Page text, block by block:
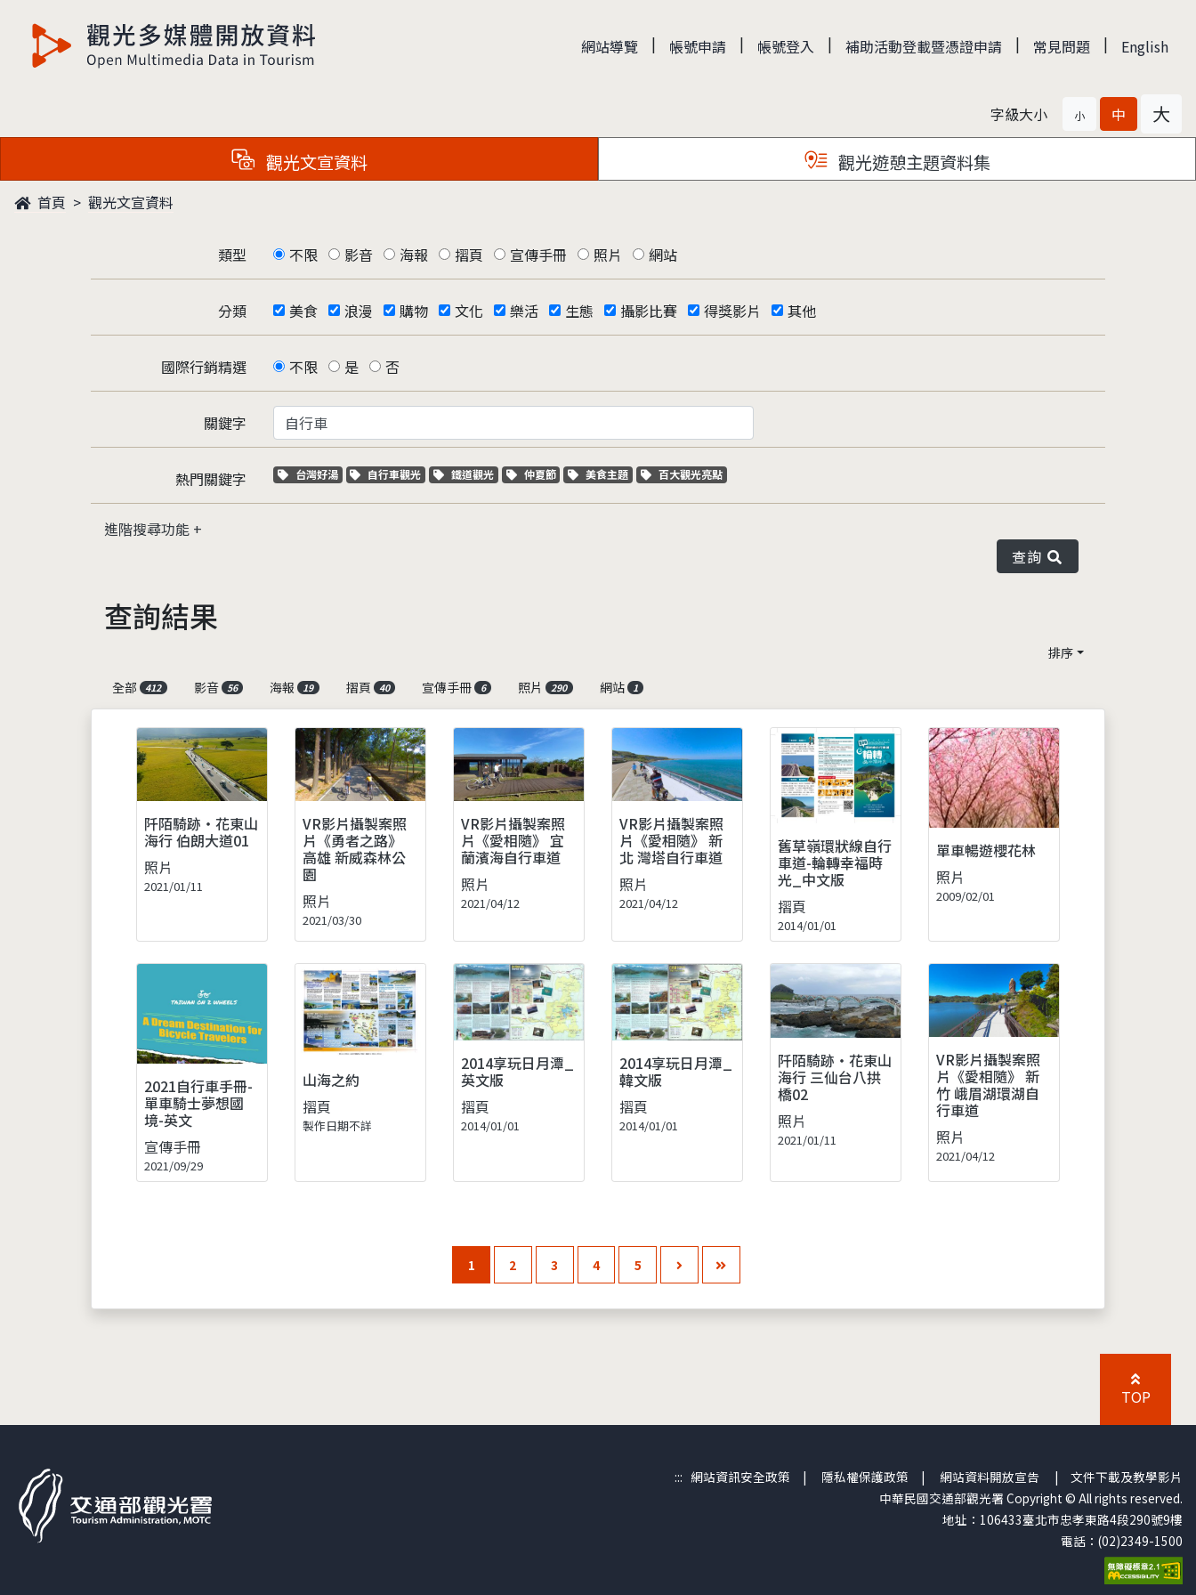
觀光多媒體開放資料 網站導覽 | 帳號申請 | 帳號登入 | 補助活動登載暨憑證申請 | 常見問題 | English
字級大小 小 中 大
觀光文宣資料 觀光遊憩主題資料集
首頁 觀光文宣資料
類型 不限 影音 海報 摺頁 宣傳手冊 照片 網站
分類 美食 浪漫 購物 文化 樂活 生態 攝影比賽 得獎影片 其他
國際行銷精選 不限 是 否
關鍵字
熱門關鍵字 關鍵字標籤
台灣好湯 關鍵字標籤
自行車觀光 關鍵字標籤
鐵道觀光 關鍵字標籤
仲夏節 關鍵字標籤
美食主題 關鍵字標籤
百大觀光亮點
進階搜尋功能
查詢
查詢結果
排序
全部
412 影音 56 海報 19 摺頁 40 宣傳手冊 6 照片 290 網站 1
阡陌騎跡‧花東山
海行 伯朗大道01
照片
2021/01/11
VR影片攝製案照
片《勇者之路》
高雄 新威森林公
園
照片
2021/03/30
VR影片攝製案照
片《愛相隨》 宜
蘭濱海自行車道
照片
2021/04/12
VR影片攝製案照
片《愛相隨》 新
北 灣塔自行車道
照片
2021/04/12
舊草嶺環狀線自行
車道-輪轉幸福時
光_中文版
摺頁
2014/01/01
單車暢遊櫻花林
照片
2009/02/01
2021自行車手冊-
單車騎士夢想國
境-英文
宣傳手冊
2021/09/29
山海之約
摺頁
製作日期不詳
2014享玩日月潭_
英文版
摺頁
2014/01/01
2014享玩日月潭_
韓文版
摺頁
2014/01/01
阡陌騎跡‧花東山
海行 三仙台八拱
橋02
照片
2021/01/11
VR影片攝製案照
片《愛相隨》 新
竹 峨眉湖環湖自
行車道
照片
2021/04/12
1 2 3 4 5
TOP
::: 網站資訊安全政策 | 隱私權保護政策 | 網站資料開放宣告 | 文件下載及教學影片
中華民國交通部觀光署 Copyright © All rights reserved.
地址：106433臺北市忠孝東路4段290號9樓
電話：(02)2349-1500